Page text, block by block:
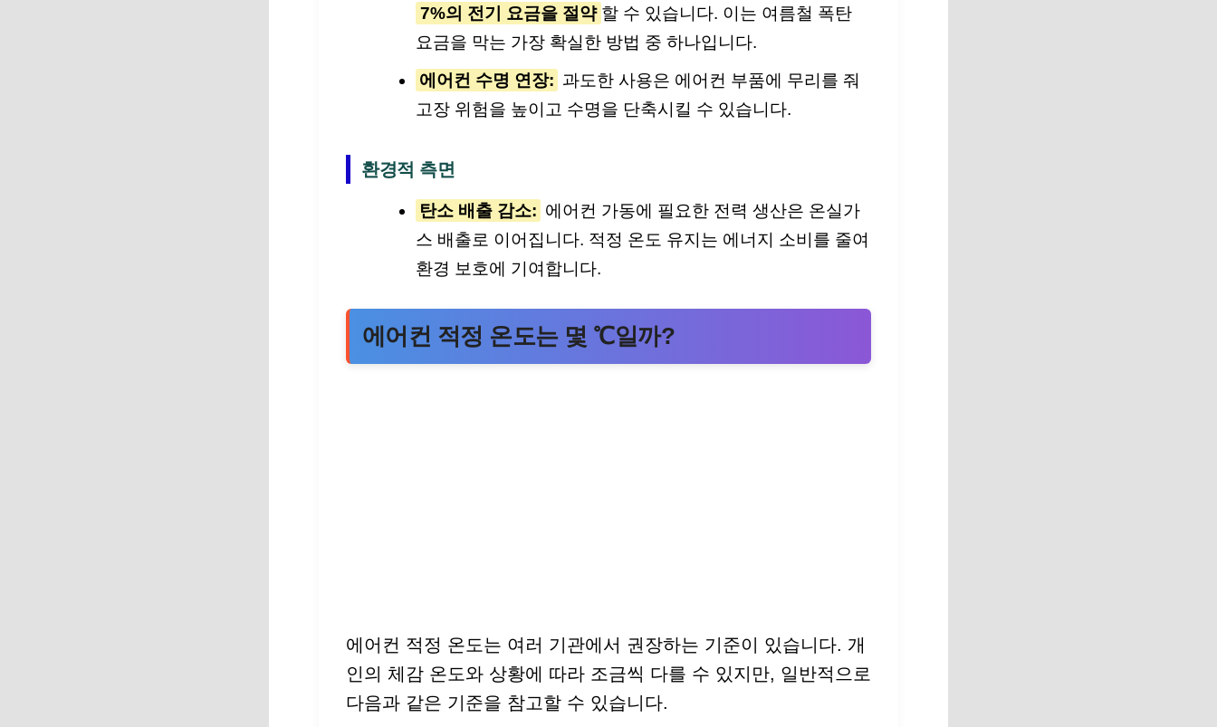
7%의 전기 요금을 절약 할 수 있습니다. 이는 여름철 폭탄
요금을 막는 가장 확실한 방법 중 하나입니다.
에어컨 수명 연장: 과도한 사용은 에어컨 부품에 무리를 줘
고장 위험을 높이고 수명을 단축시킬 수 있습니다.
환경적 측면
탄소 배출 감소: 에어컨 가동에 필요한 전력 생산은 온실가
스 배출로 이어집니다. 적정 온도 유지는 에너지 소비를 줄여
환경 보호에 기여합니다.
에어컨 적정 온도는 몇 ℃일까?
에어컨 적정 온도는 여러 기관에서 권장하는 기준이 있습니다. 개
인의 체감 온도와 상황에 따라 조금씩 다를 수 있지만, 일반적으로
다음과 같은 기준을 참고할 수 있습니다.